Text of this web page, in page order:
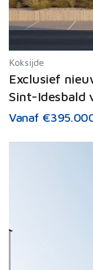
Koksijde
Exclusief
Sint-Idesbald
Vanaf